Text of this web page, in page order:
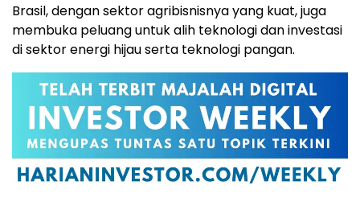
Brasil, dengan sektor agribisnisnya yang kuat, juga
membuka peluang untuk alih teknologi dan investasi
di sektor energi hijau serta teknologi pangan.